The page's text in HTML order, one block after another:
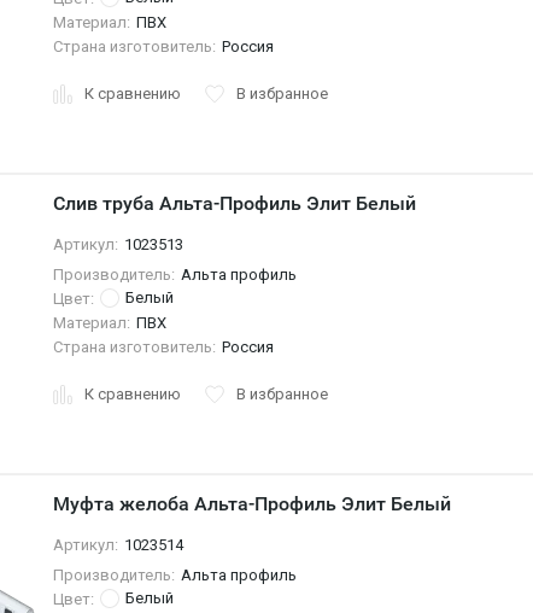
Материал: ПВХ
Страна изготовитель: Россия
К сравнению В избранное
Слив труба Альта-Профиль Элит Белый
Артикул: 1023513
Производитель: Альта профиль
Цвет:
Белый
Материал: ПВХ
Страна изготовитель: Россия
К сравнению В избранное
Муфта желоба Альта-Профиль Элит Белый
Артикул: 1023514
Производитель: Альта профиль
Цвет:
Белый